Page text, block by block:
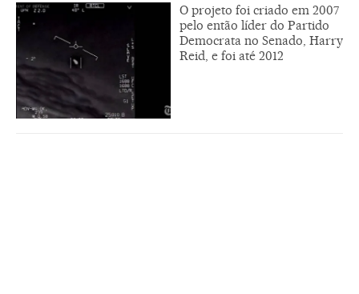
O projeto foi criado em 2007
pelo então líder do Partido
Democrata no Senado, Harry
Reid, e foi até 2012